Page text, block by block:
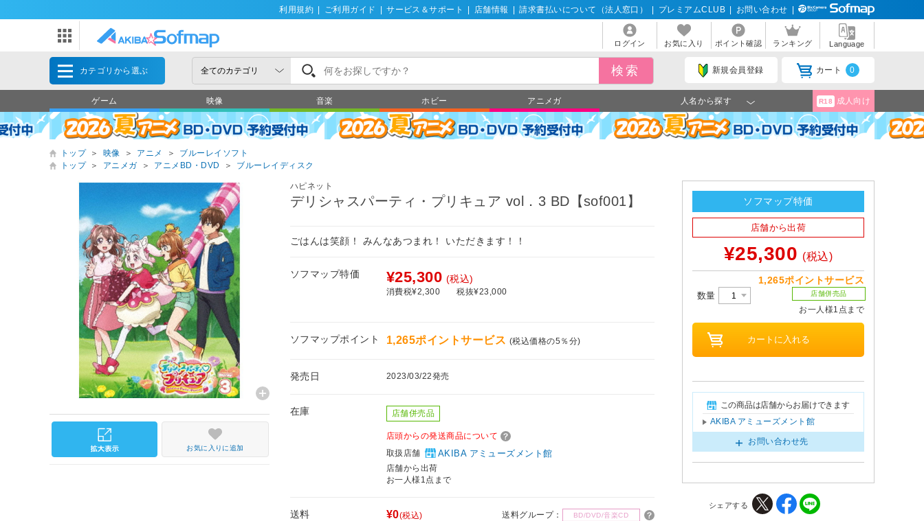
利用規約 ご利用ガイド サービス＆サポート 店舗情報 請求書払いについて（法人窓口） プレミアムCLUB お問い合わせ
ログイン お気に入り ポイント確認 ランキング Language
カテゴリから選ぶ 新規会員登録 カート 0
ゲーム 映像 音楽 ホビー アニメガ 人名から探す R18 成人向け
トップ ＞ 映像 ＞ アニメ ＞
ブルーレイソフト
トップ
＞ アニメガ ＞ アニメBD・DVD ＞ ブルーレイディスク
ハピネット
デリシャスパーティ・プリキュア vol．3 BD【sof001】
ごはんは笑顔！ みんなあつまれ！ いただきます！！
ソフマップ特価 ¥25,300 (税込)
消費税¥2,300 税抜¥23,000
ソフマップポイント 1,265ポイントサービス (税込価格の5％分)
発売日 2023/03/22発売
在庫 店舗併売品
店頭からの発送商品について
取扱店舗
AKIBA アミューズメント館
店舗から出荷
お一人様1点まで
送料 ¥0(税込) 送料グループ： BD/DVD/音楽CD
お気に入りに追加
ソフマップ特価
店舗から出荷
¥25,300 (税込)
1,265ポイントサービス
数量 店舗併売品
お一人様1点まで
この商品は店舗からお届けできます
AKIBA アミューズメント館
お問い合わせ先
シェアする